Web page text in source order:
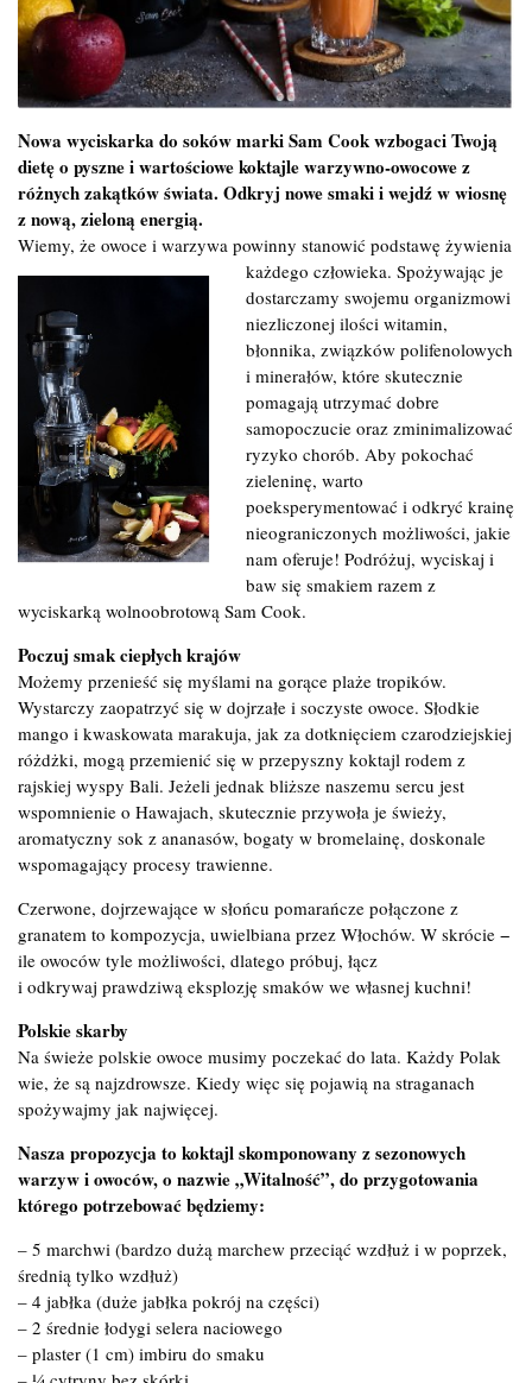
Nowa wyciskarka do soków marki Sam Cook wzbogaci Twoją
dietę o pyszne i wartościowe koktajle warzywno-owocowe z
różnych zakątków świata. Odkryj nowe smaki i wejdź w wiosnę
z nową, zieloną energią.
Wiemy, że owoce i warzywa powinny stanowić podstawę żywienia
każdego człowieka. Spożywając je
dostarczamy swojemu organizmowi
niezliczonej ilości witamin,
błonnika, związków polifenolowych
i minerałów, które skutecznie
pomagają utrzymać dobre
samopoczucie oraz zminimalizować
ryzyko chorób. Aby pokochać
zieleninę, warto
poeksperymentować i odkryć krainę
nieograniczonych możliwości, jakie
nam oferuje! Podróżuj, wyciskaj i
baw się smakiem razem z
wyciskarką wolnoobrotową Sam Cook.
Poczuj smak ciepłych krajów
Możemy przenieść się myślami na gorące plaże tropików.
Wystarczy zaopatrzyć się w dojrzałe i soczyste owoce. Słodkie
mango i kwaskowata marakuja, jak za dotknięciem czarodziejskiej
różdżki, mogą przemienić się w przepyszny koktajl rodem z
rajskiej wyspy Bali. Jeżeli jednak bliższe naszemu sercu jest
wspomnienie o Hawajach, skutecznie przywoła je świeży,
aromatyczny sok z ananasów, bogaty w bromelainę, doskonale
wspomagający procesy trawienne.
Czerwone, dojrzewające w słońcu pomarańcze połączone z
granatem to kompozycja, uwielbiana przez Włochów. W skrócie −
ile owoców tyle możliwości, dlatego próbuj, łącz
i odkrywaj prawdziwą eksplozję smaków we własnej kuchni!
Polskie skarby
Na świeże polskie owoce musimy poczekać do lata. Każdy Polak
wie, że są najzdrowsze. Kiedy więc się pojawią na straganach
spożywajmy jak najwięcej.
Nasza propozycja to koktajl skomponowany z sezonowych
warzyw i owoców, o nazwie „Witalność”, do przygotowania
którego potrzebować będziemy:
– 5 marchwi (bardzo dużą marchew przeciąć wzdłuż i w poprzek,
średnią tylko wzdłuż)
– 4 jabłka (duże jabłka pokrój na części)
– 2 średnie łodygi selera naciowego
– plaster (1 cm) imbiru do smaku